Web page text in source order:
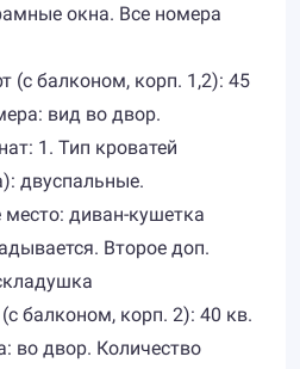
окна. Все номера
(с балконом, корп. 1,2): 45
вид во двор.
1. Тип кроватей
двуспальные.
диван-кушетка
Второе доп.
балконом, корп. 2): 40 кв.
во двор. Количество